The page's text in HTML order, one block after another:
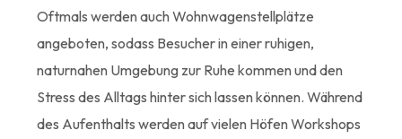
Oftmals werden auch Wohnwagenstellplätze
angeboten, sodass Besucher in einer ruhigen,
naturnahen Umgebung zur Ruhe kommen und den
Stress des Alltags hinter sich lassen können. Während
des Aufenthalts werden auf vielen Höfen Workshops